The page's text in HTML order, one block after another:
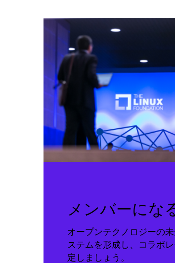
メンバーにな
オープンテクノロジーの
ステムを形成し、コラボ
定しましょう。